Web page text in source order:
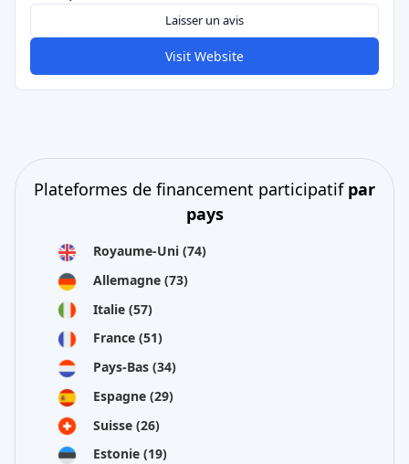
Laisser un avis
Visit Website
Plateformes de financement participatif par
pays
Royaume-Uni (74)
Allemagne (73)
Italie (57)
France (51)
Pays-Bas (34)
Espagne (29)
Suisse (26)
Estonie (19)